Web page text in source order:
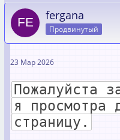
fergana
Продвинутый
23 Мар 2026
Пожалуйста
я просмотра
страницу.